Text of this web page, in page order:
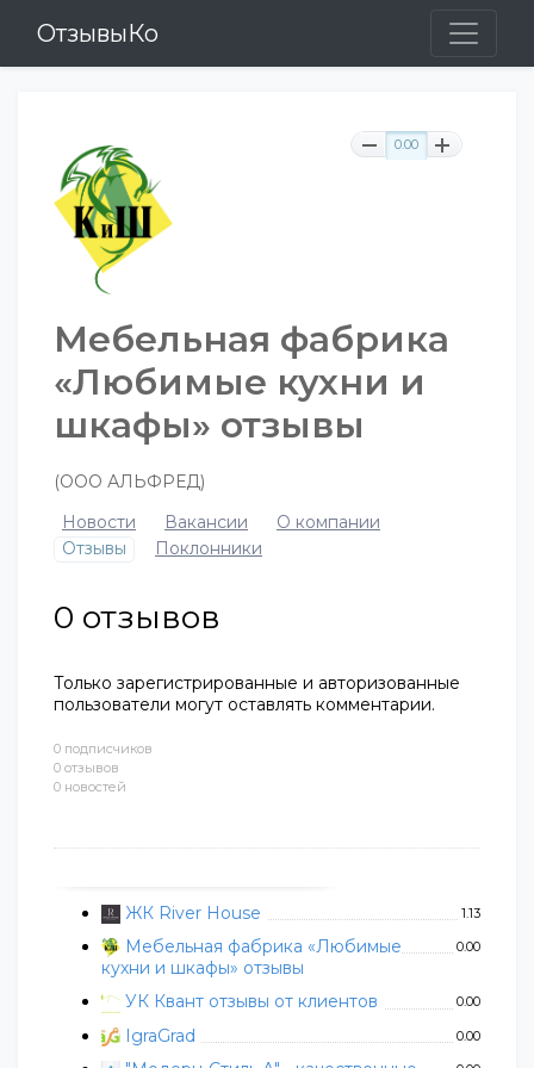
ОтзывыКо
0 подписчиков
0 отзывов
0 новостей
ЖК River House 1.13
Мебельная фабрика «Любимые
кухни и шкафы» отзывы
0.00
УК Квант отзывы от клиентов 0.00
IgraGrad 0.00
0.00
Мебельная фабрика
«Любимые кухни и
шкафы» отзывы
(ООО АЛЬФРЕД)
Новости
Вакансии
О компании
Отзывы
Поклонники
0 отзывов
Только зарегистрированные и авторизованные
пользователи могут оставлять комментарии.